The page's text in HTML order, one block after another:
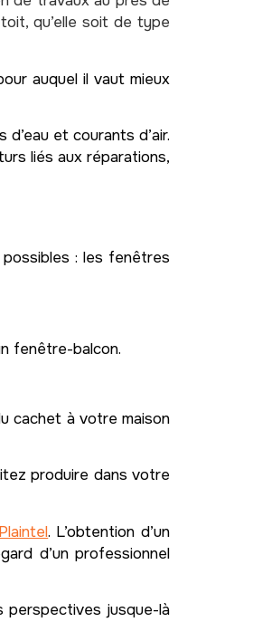
qu’elle soit de type
auquel il vaut mieux
et courants d’air.
liés aux réparations,
: les fenêtres
fenêtre-balcon.
cachet à votre maison
produire dans votre
. L’obtention d’un
d’un professionnel
jusque-là